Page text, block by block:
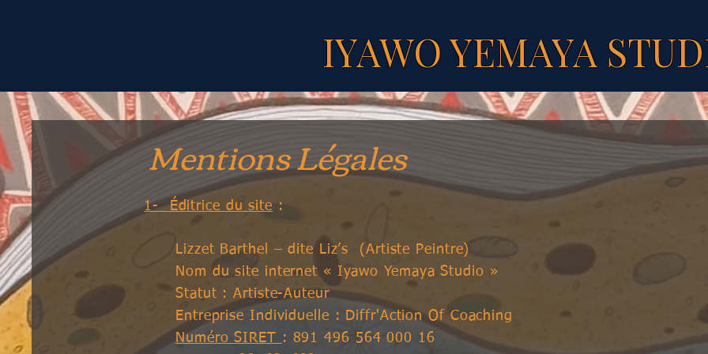
IYAWO YEMAYA
Mentions Légales
1- Éditrice du site :
Lizzet Barthel – dite Liz’s (Artiste Peintre)
Nom du site internet « Iyawo Yemaya Studio »
Statut : Artiste-Auteur
Entreprise Individuelle : Diffr'Action Of Coaching
Numéro SIRET : 891 496 564 000 16